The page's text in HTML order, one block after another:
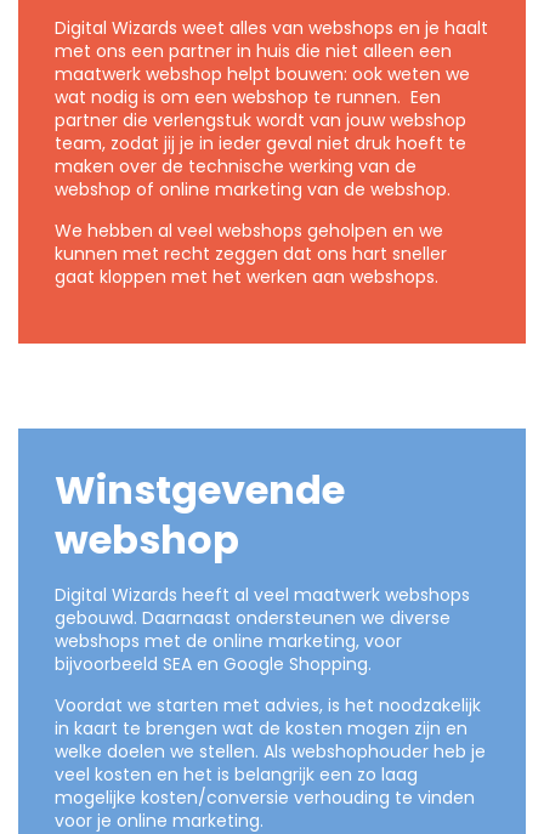
Digital Wizards weet alles van webshops en je haalt
met ons een partner in huis die niet alleen een
maatwerk webshop helpt bouwen: ook weten we
wat nodig is om een webshop te runnen. Een
partner die verlengstuk wordt van jouw webshop
team, zodat jij je in ieder geval niet druk hoeft te
maken over de technische werking van de
webshop of online marketing van de webshop.
We hebben al veel webshops geholpen en we
kunnen met recht zeggen dat ons hart sneller
gaat kloppen met het werken aan webshops.
Winstgevende
webshop
Digital Wizards heeft al veel maatwerk webshops
gebouwd. Daarnaast ondersteunen we diverse
webshops met de online marketing, voor
bijvoorbeeld SEA en Google Shopping.
Voordat we starten met advies, is het noodzakelijk
in kaart te brengen wat de kosten mogen zijn en
welke doelen we stellen. Als webshophouder heb je
veel kosten en het is belangrijk een zo laag
mogelijke kosten/conversie verhouding te vinden
voor je online marketing.